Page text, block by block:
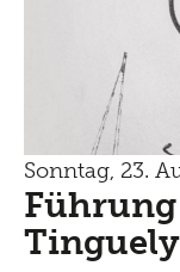
Sonntag, 23.
Tinguely